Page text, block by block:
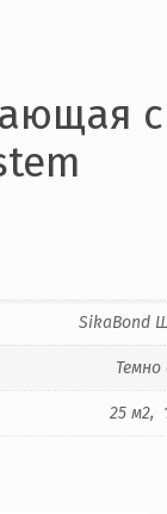
SikaBond
Темно
25 м2,